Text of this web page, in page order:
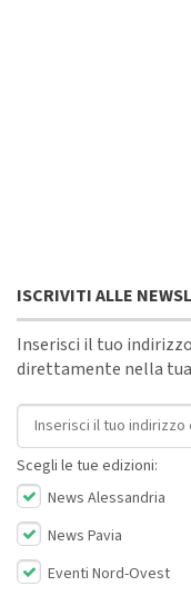
ISCRIVITI ALLE
Inserisci il tuo
direttamente nella
Indirizzo email
Scegli le tue edizioni:
News Alessandria
News Pavia
Eventi Nord-Ovest